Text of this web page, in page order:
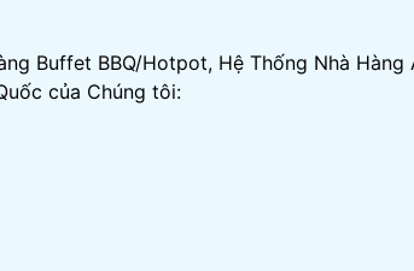
Buffet BBQ/Hotpot, Hệ Thống Nhà Hàng
của Chúng tôi: